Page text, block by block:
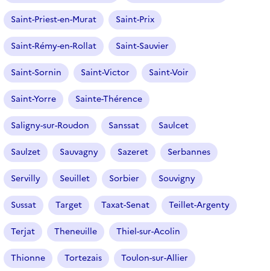
Saint-Priest-en-Murat Saint-Prix
Saint-Rémy-en-Rollat Saint-Sauvier
Saint-Sornin Saint-Victor Saint-Voir
Saint-Yorre Sainte-Thérence
Saligny-sur-Roudon Sanssat Saulcet
Saulzet Sauvagny Sazeret Serbannes
Servilly Seuillet Sorbier Souvigny
Sussat Target Taxat-Senat Teillet-Argenty
Terjat Theneuille Thiel-sur-Acolin
Thionne Tortezais Toulon-sur-Allier